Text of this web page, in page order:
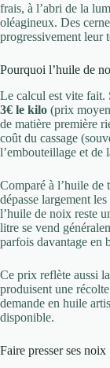
frais, à l’abri de la
oléagineux. Des
progressivement leur
Pourquoi l’huile de
Le calcul est vite fait.
3€ le kilo (prix
de matière première
coût du cassage
l’embouteillage et de
Comparé à l’huile de
dépasse largement
l’huile de noix reste
litre se vend
parfois davantage en
Ce prix reflète aussi
produisent une
demande en huile
disponible.
Faire presser ses